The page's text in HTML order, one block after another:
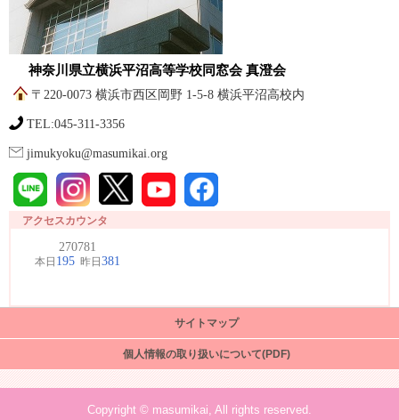
神奈川県立横浜平沼高等学校同窓会 真澄会
〒220-0073 横浜市西区岡野 1-5-8 横浜平沼高校内
TEL:045-311-3356
jimukyoku@masumikai.org
アクセスカウンタ
サイトマップ
個人情報の取り扱いについて(PDF)
Copyright © masumikai, All rights reserved.